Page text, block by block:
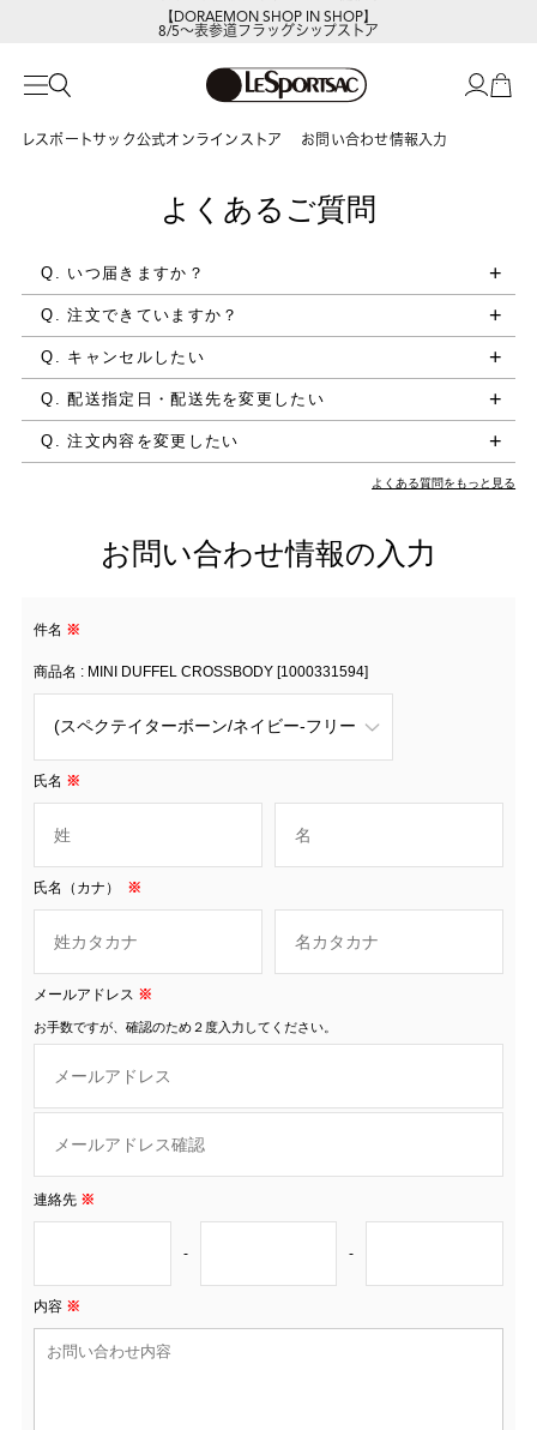
【DORAEMON SHOP IN SHOP】
8/5～表参道フラッグシップストア
レスポートサック公式オンラインストア お問い合わせ情報入力
よくあるご質問
Q. いつ届きますか？
Q. 注文できていますか？
Q. キャンセルしたい
Q. 配送指定日・配送先を変更したい
Q. 注文内容を変更したい
よくある質問をもっと見る
お問い合わせ情報の入力
件名 ※
商品名 : MINI DUFFEL CROSSBODY [1000331594]
氏名 ※
氏名（カナ） ※
メールアドレス ※
お手数ですが、確認のため２度入力してください。
連絡先 ※
- -
内容 ※